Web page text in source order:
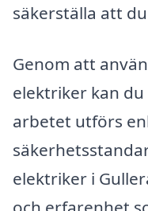
säkerställa att
Genom att
elektriker kan
arbetet utförs
elektriker i